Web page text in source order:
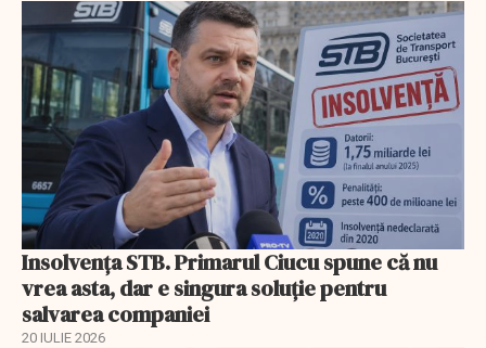
Insolvenţa STB. Primarul Ciucu spune că nu
vrea asta, dar e singura soluţie pentru
salvarea companiei
20 IULIE 2026